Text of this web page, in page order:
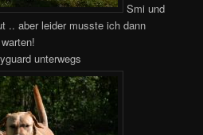
Smi und
.. aber leider musste ich dann
unterwegs